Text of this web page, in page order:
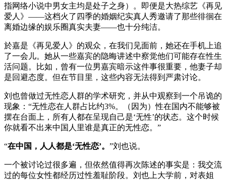
指网络小说中男女主均是处子之身）。即便是大热综艺《再见
爱人》——这档火了四季的婚姻纪实真人秀邀请了那些徘徊在
离婚边缘的娱乐圈真实夫妻——也十分纯洁。
於嘉是《再见爱人》的观众，在我们见面前，她还在手机上追
了一会儿。她从一些嘉宾的隐晦讲述中察觉他们可能存在性生
活问题。比如，曾有一位男嘉宾暗示这件事很重要，他妻子却
是回避态度。但在节目里，这些内容无法得到严肃讨论。
刘也曾做过无性恋人群的学术研究，并从中观察到一个吊诡的
现象：“无性恋在人群占比约3%。（因为）性在国内不能够被
摆在台面上，所有人都在呈现自己是‘无性’的状态。这个时候
你就看不出来中国人里谁是真正的无性恋。”
“在中国，人人都是‘无性恋’。 ”刘也说。
一个被讨论过很多遍，但依然值得再次陈述的事实是：我交流
过的每位女性都经历过性羞耻阶段。刘也上大学前，对表姐